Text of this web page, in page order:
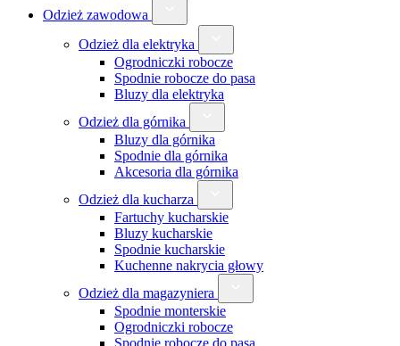
Odzież zawodowa
Odzież dla elektryka
Ogrodniczki robocze
Spodnie robocze do pasa
Bluzy dla elektryka
Odzież dla górnika
Bluzy dla górnika
Spodnie dla górnika
Akcesoria dla górnika
Odzież dla kucharza
Fartuchy kucharskie
Bluzy kucharskie
Spodnie kucharskie
Kuchenne nakrycia głowy
Odzież dla magazyniera
Spodnie monterskie
Ogrodniczki robocze
Spodnie robocze do pasa